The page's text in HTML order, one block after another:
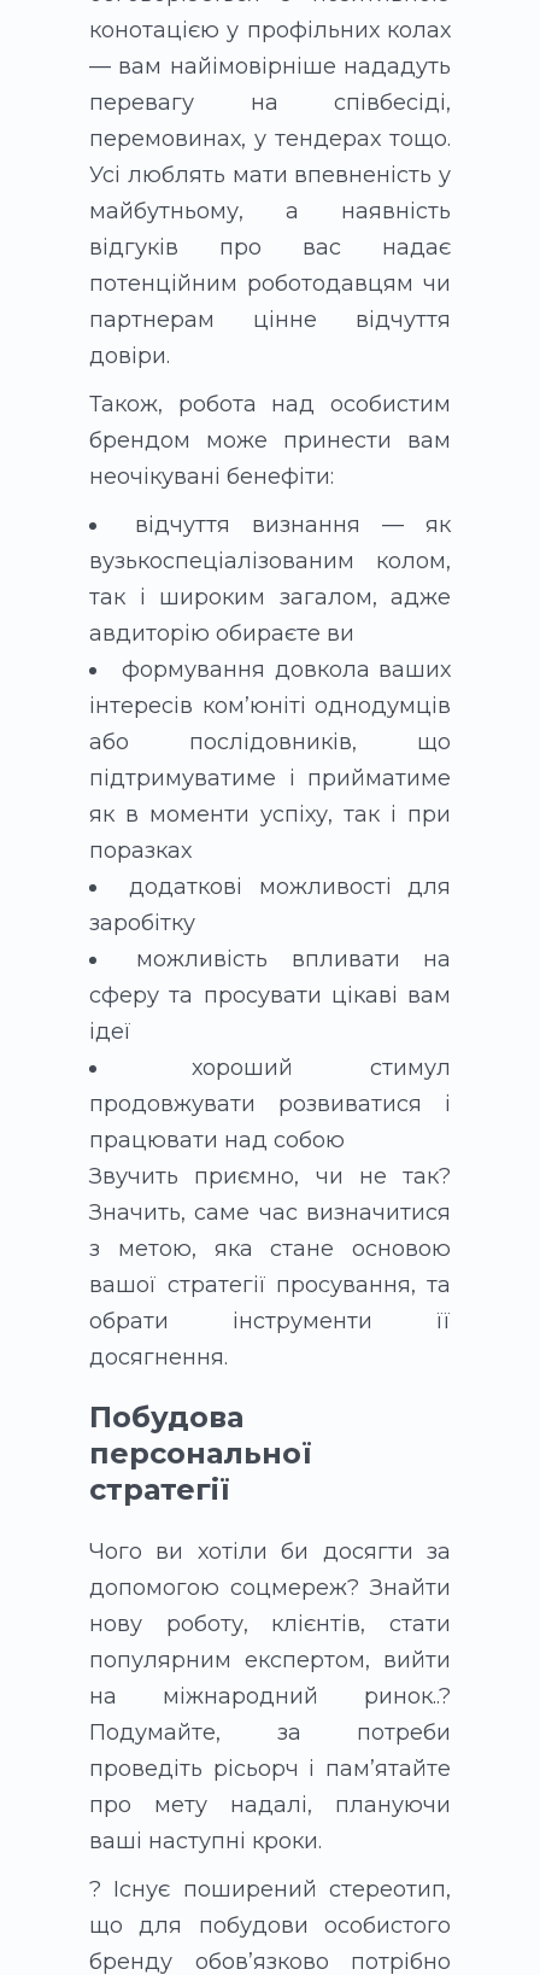
конотацією у профільних колах
— вам найімовірніше нададуть
перевагу на співбесіді,
перемовинах, у тендерах тощо.
Усі люблять мати впевненість у
майбутньому, а наявність
відгуків про вас надає
потенційним роботодавцям чи
партнерам цінне відчуття
довіри.
Також, робота над особистим
брендом може принести вам
неочікувані бенефіти:
відчуття визнання — як
вузькоспеціалізованим колом,
так і широким загалом, адже
авдиторію обираєте ви
формування довкола ваших
інтересів ком’юніті однодумців
або послідовників, що
підтримуватиме і прийматиме
як в моменти успіху, так і при
поразках
додаткові можливості для
заробітку
можливість впливати на
сферу та просувати цікаві вам
ідеї
хороший стимул
продовжувати розвиватися і
працювати над собою
Звучить приємно, чи не так?
Значить, саме час визначитися
з метою, яка стане основою
вашої стратегії просування, та
обрати інструменти її
досягнення.
Побудова
персональної
стратегії
Чого ви хотіли би досягти за
допомогою соцмереж? Знайти
нову роботу, клієнтів, стати
популярним експертом, вийти
на міжнародний ринок..?
Подумайте, за потреби
проведіть рісьорч і пам’ятайте
про мету надалі, плануючи
ваші наступні кроки.
? Існує поширений стереотип,
що для побудови особистого
бренду обов’язково потрібно